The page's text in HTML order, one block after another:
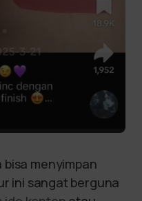
bisa menyimpan
ini sangat berguna